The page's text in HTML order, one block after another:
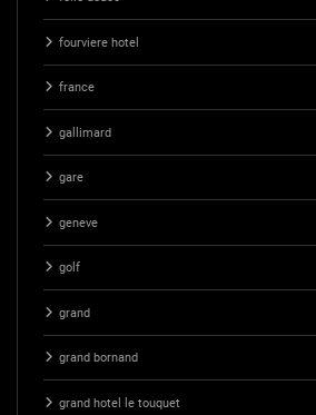
fourviere hotel
france
gallimard
gare
geneve
golf
grand
grand bornand
grand hotel le touquet